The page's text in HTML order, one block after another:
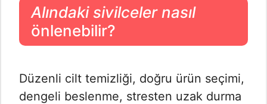
Alındaki sivilceler nasıl
önlenebilir?
Düzenli cilt temizliği, doğru ürün seçimi,
dengeli beslenme, stresten uzak durma